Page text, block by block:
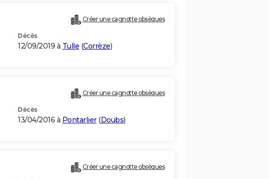
Créer une cagnotte obsèques
Décès
12/09/2019 à Tulle (Corrèze)
Créer une cagnotte obsèques
Décès
13/04/2016 à Pontarlier(Doubs)
Créer une cagnotte obsèques